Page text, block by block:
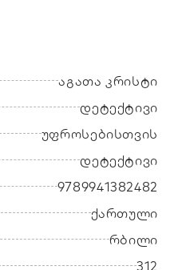
აგათა კრისტი
დეტექტივი
უფროსებისთვის
დეტექტივი
9789941382482
ქართული
რბილი
312